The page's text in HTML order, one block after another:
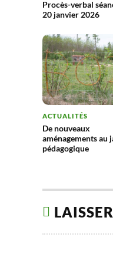
Procès-verbal
20 janvier 2026
ACTUALITÉS
De nouveaux
aménagements au
pédagogique